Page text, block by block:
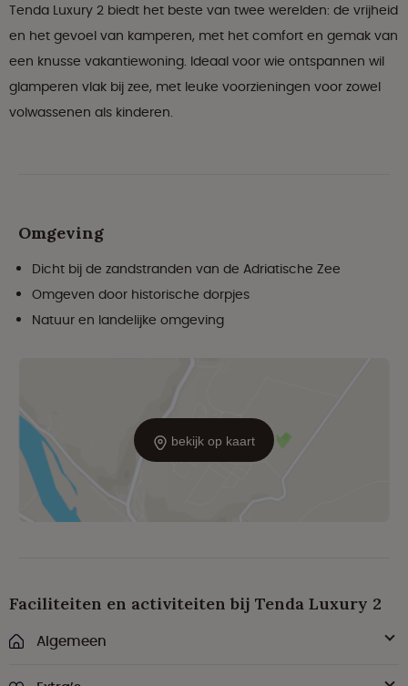
Tenda Luxury 2 biedt het beste van twee werelden: de vrijheid
en het gevoel van kamperen, met het comfort en gemak van
een knusse vakantiewoning. Ideaal voor wie ontspannen wil
glamperen vlak bij zee, met leuke voorzieningen voor zowel
volwassenen als kinderen.
bekijk op kaart
Omgeving
Dicht bij de zandstranden van de Adriatische Zee
Omgeven door historische dorpjes
Natuur en landelijke omgeving
Faciliteiten en activiteiten bij Tenda Luxury 2
Algemeen